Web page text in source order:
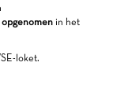
in het
loket.